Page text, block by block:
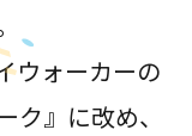
ウォーカーの
ク』に改め、